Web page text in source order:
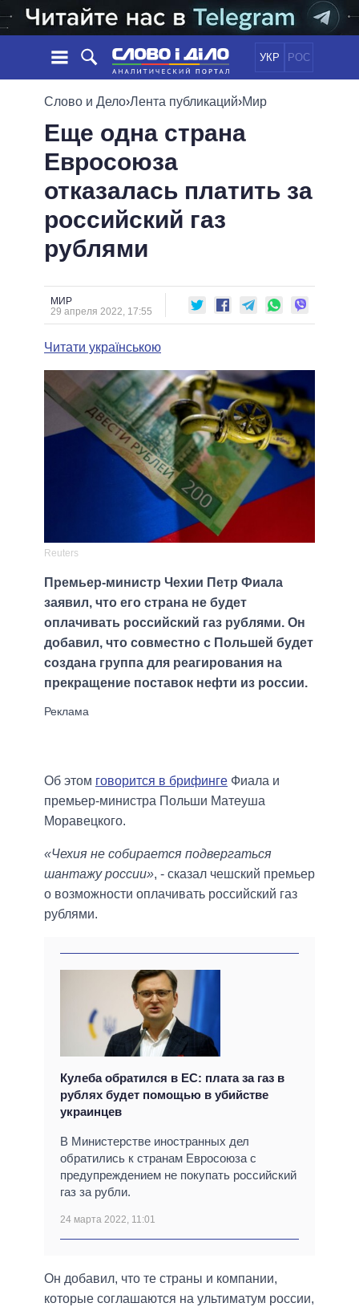
УКР РОС
НОВОСТИ
ЛЕНТА
СОБЫТИЯ
СТАТЬИ
ОБЗОРЫ
ДАЙДЖЕСТЫ
ПОЛИТИКА
ОБЩЕСТВО
ОБЕЩАНИЯ
ПОЛИТИКИ
ВСЕ ПОЛИТИКИ
ПРЕЗИДЕНТ И ОФИС
ВЕРХОВНАЯ РАДА
ГЛАВЫ ОБЛАДМИНИСТРАЦИЙ
МЭРЫ
ВСЕ ПЕРСОНЫ
ИНФОГРАФИКА
СРАВНЕНИЕ ПОЛИТИКОВ
Слово и Дело›Лента публикаций›Мир
Еще одна страна
Евросоюза
отказалась платить за
российский газ
рублями
МИР
29 апреля 2022, 17:55
Читати українською
Reuters
Премьер-министр Чехии Петр Фиала
заявил, что его страна не будет
оплачивать российский газ рублями. Он
добавил, что совместно с Польшей будет
создана группа для реагирования на
прекращение поставок нефти из россии.
Об этом говорится в брифинге Фиала и
премьер-министра Польши Матеуша
Моравецкого.
«Чехия не собирается подвергаться
шантажу россии», - сказал чешский премьер
о возможности оплачивать российский газ
рублями.
Кулеба обратился в ЕС: плата за газ в
рублях будет помощью в убийстве
украинцев
В Министерстве иностранных дел
обратились к странам Евросоюза с
предупреждением не покупать российский
газ за рубли.
24 марта 2022, 11:01
Он добавил, что те страны и компании,
которые соглашаются на ультиматум россии,